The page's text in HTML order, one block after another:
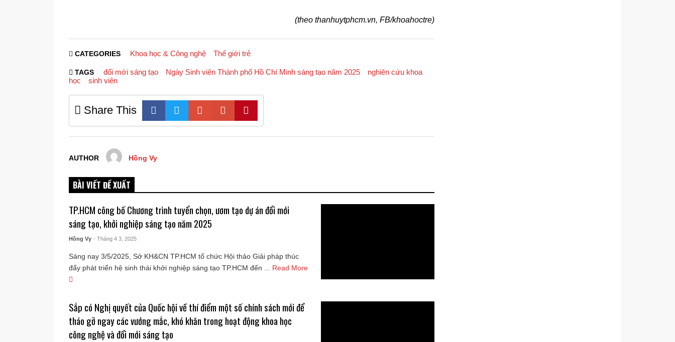
(theo thanhuytphcm.vn, FB/khoahoctre)
CATEGORIES Khoa học & Công nghệ Thế giới trẻ
TAGS đổi mới sáng tạo Ngày Sinh viên Thành phố Hồ Chí Minh sáng tạo năm 2025
nghiên cứu khoa
học
sinh viên
Share This
AUTHOR Hồng Vy
BÀI VIẾT ĐỀ XUẤT
TP.HCM công bố Chương trình tuyển chọn, ươm tạo dự án đổi mới
sáng tạo, khởi nghiệp sáng tạo năm 2025
Hồng Vy - Tháng 4 3, 2025
Sáng nay 3/5/2025, Sở KH&CN TP.HCM tổ chức Hội thảo Giải pháp thúc
đẩy phát triển hệ sinh thái khởi nghiệp sáng tạo TP.HCM đến ...
Read More
Sắp có Nghị quyết của Quốc hội về thí điểm một số chính sách mới để
tháo gỡ ngay các vướng mắc, khó khăn trong hoạt động khoa học
công nghệ và đổi mới sáng tạo